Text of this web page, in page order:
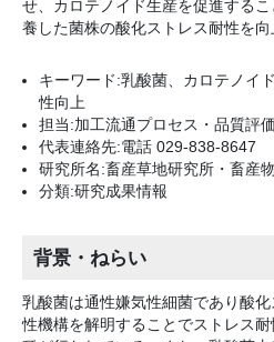
せ、カロテノイド生産を促進する
養した菌株の酸化ストレス耐性を向
キーワード:乳酸菌、カロテノイ
性向上
担当:加工流通プロセス・品質評
代表連絡先:電話 029-838-8647
研究所名:畜産草地研究所・畜産
分類:研究成果情報
背景・ねらい
乳酸菌は通性嫌気性細菌であり酸
性機構を解明することでストレス